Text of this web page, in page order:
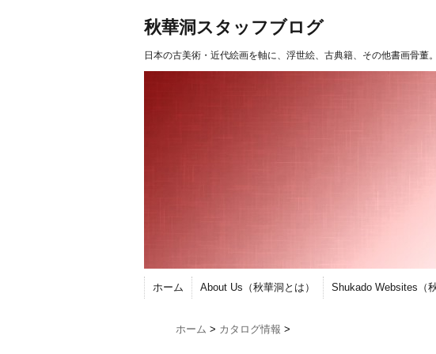
秋華洞スタッフブログ
日本の古美術・近代絵画を軸に、浮世絵、古典籍、その他書画骨董
ホーム About Us（秋華洞とは） Shukado Websites（
ホーム > カタログ情報 >